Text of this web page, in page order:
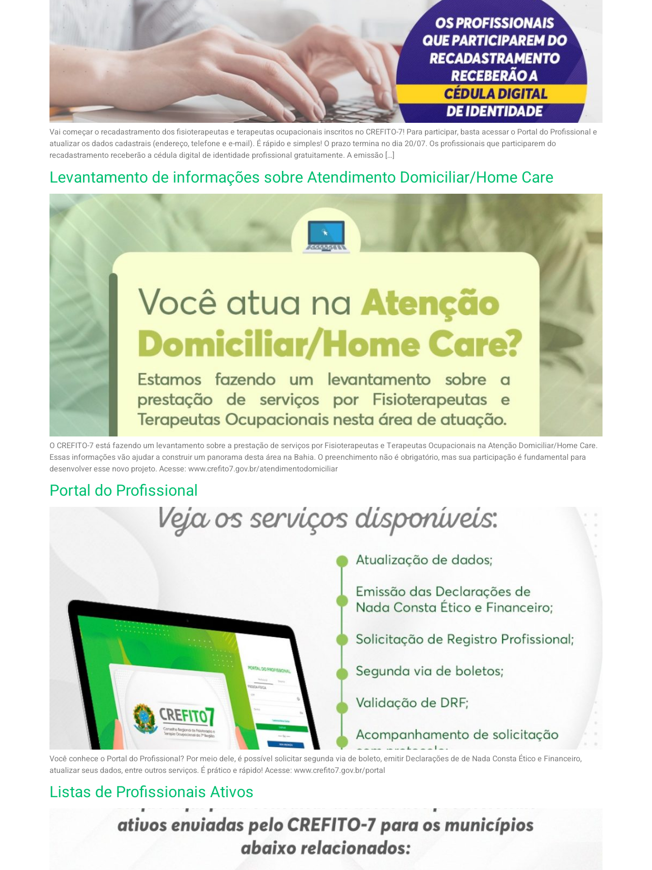
Vai começar o recadastramento dos fisioterapeutas e terapeutas ocupacionais inscritos no CREFITO-7! Para participar, basta acessar o Portal do Profissional e
atualizar os dados cadastrais (endereço, telefone e e-mail). É rápido e simples! O prazo termina no dia 20/07. Os profissionais que participarem do
recadastramento receberão a cédula digital de identidade profissional gratuitamente. A emissão […]
Levantamento de informações sobre Atendimento Domiciliar/Home Care
O CREFITO-7 está fazendo um levantamento sobre a prestação de serviços por Fisioterapeutas e Terapeutas Ocupacionais na Atenção Domiciliar/Home Care.
Essas informações vão ajudar a construir um panorama desta área na Bahia. O preenchimento não é obrigatório, mas sua participação é fundamental para
desenvolver esse novo projeto. Acesse: www.crefito7.gov.br/atendimentodomiciliar
Portal do Profissional
Você conhece o Portal do Profissional? Por meio dele, é possível solicitar segunda via de boleto, emitir Declarações de de Nada Consta Ético e Financeiro,
atualizar seus dados, entre outros serviços. É prático e rápido! Acesse: www.crefito7.gov.br/portal
Listas de Profissionais Ativos